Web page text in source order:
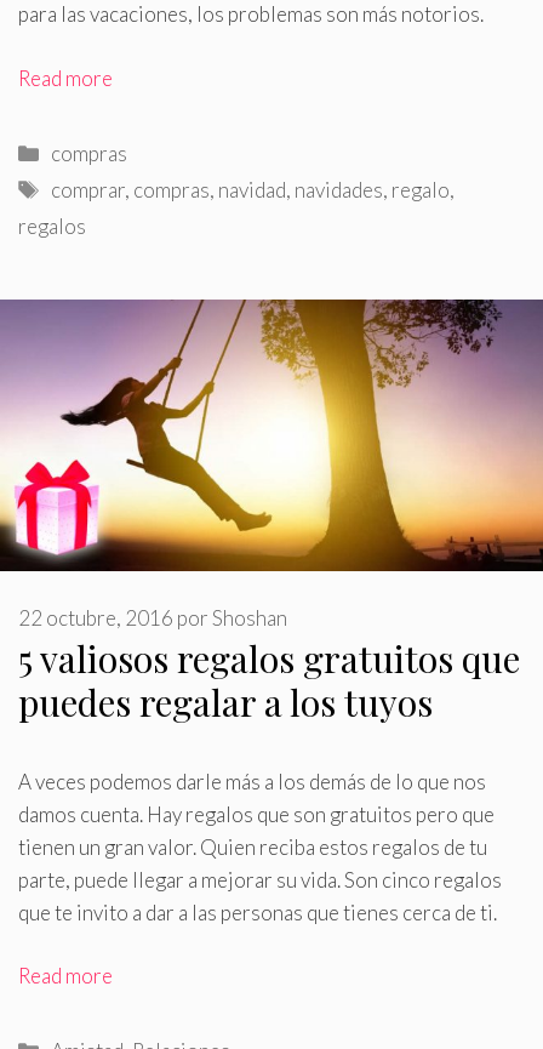
para las vacaciones, los problemas son más notorios.
Read more
Categorías
compras
Etiquetas
comprar, compras, navidad, navidades, regalo,
regalos
5 valiosos regalos gratuitos que
puedes regalar a los tuyos
22 octubre, 2016 porShoshan
A veces podemos darle más a los demás de lo que nos
damos cuenta. Hay regalos que son gratuitos pero que
tienen un gran valor. Quien reciba estos regalos de tu
parte, puede llegar a mejorar su vida. Son cinco regalos
que te invito a dar a las personas que tienes cerca de ti.
Read more